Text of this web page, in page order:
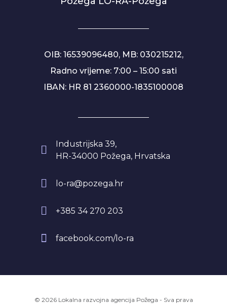
OIB: 16539096480, MB: 030215212,
Radno vrijeme: 7:00 – 15:00 sati
IBAN: HR 81 2360000-1835100008
Industrijska 39,
HR-34000 Požega, Hrvatska
lo-ra@pozega.hr
+385 34 270 203
facebook.com/lo-ra
© 2026 Lokalna razvojna agencija Požega - Sva prava